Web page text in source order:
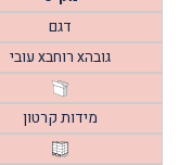
דגם
עובי xרוחב xגובה
מידות קרטון